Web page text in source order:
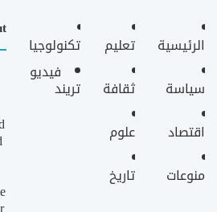
الرئيسية
سياسة
اقتصاد
منوعات
تعليم
ثقافة
علوم
تاريخ
تكنولوجيا
فيديو
تريند